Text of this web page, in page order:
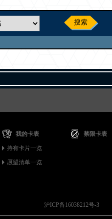
搜索
我的卡表
持有卡片一览
愿望清单一览
禁限卡表
沪ICP备16038212号-3